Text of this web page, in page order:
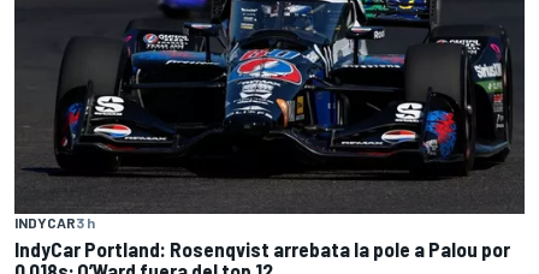
INDYCAR3 h
IndyCar Portland: Rosenqvist arrebata la pole a Palou por